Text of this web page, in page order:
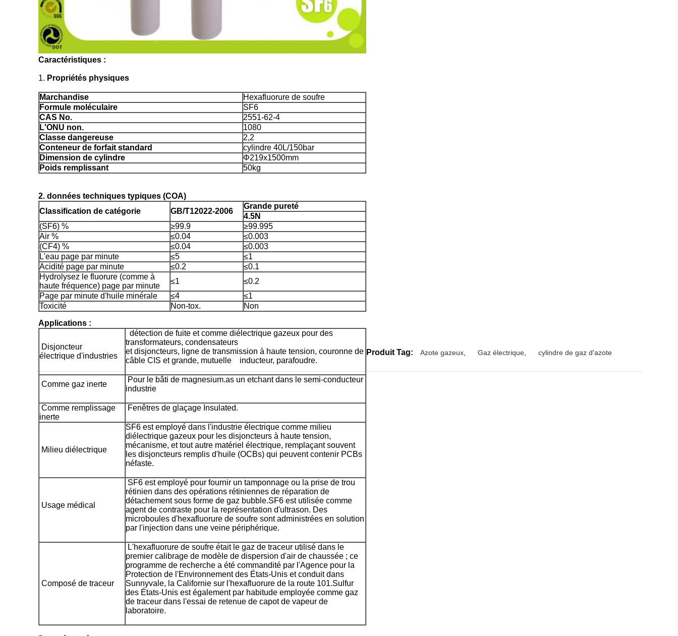
Caractéristiques :
1. Propriétés physiques
Marchandise
Hexafluorure de soufre
Formule moléculaire
SF6
CAS No.
2551-62-4
L'ONU non.
1080
Classe dangereuse
2,2
Conteneur de forfait standard
cylindre 40L/150bar
Dimension de cylindre
Φ219x1500mm
Poids remplissant
50kg
2. données techniques typiques (COA)
Classification de catégorie
GB/T12022-2006
Grande pureté
4.5N
(SF6) %
≥99.9
≥99.995
Air %
≤0.04
≤0.003
(CF4) %
≤0.04
≤0.003
L'eau page par minute
≤5
≤1
Acidité page par minute
≤0.2
≤0.1
Hydrolysez le fluorure (comme à
haute fréquence) page par minute
≤1
≤0.2
Page par minute d'huile minérale
≤4
≤1
Toxicité
Non-tox.
Non
Applications :
Disjoncteur
électrique d'industries
détection de fuite et comme diélectrique gazeux pour des
transformateurs, condensateurs
et disjoncteurs, ligne de transmission à haute tension, couronne de
câble CIS et grande, mutuelle inducteur, parafoudre.
Comme gaz inerte
Pour le bâti de magnesium.as un etchant dans le semi-conducteur
industrie
Comme remplissage
inerte
Fenêtres de glaçage Insulated.
Milieu diélectrique
SF6 est employé dans l'industrie électrique comme milieu
diélectrique gazeux pour les disjoncteurs à haute tension,
mécanisme, et tout autre matériel électrique, remplaçant souvent
les disjoncteurs remplis d'huile (OCBs) qui peuvent contenir PCBs
néfaste.
Usage médical
SF6 est employé pour fournir un tamponnage ou la prise de trou
rétinien dans des opérations rétiniennes de réparation de
détachement sous forme de gaz bubble.SF6 est utilisée comme
agent de contraste pour la représentation d'ultrason. Des
microboules d'hexafluorure de soufre sont administrées en solution
par l'injection dans une veine périphérique.
Composé de traceur
L'hexafluorure de soufre était le gaz de traceur utilisé dans le
premier calibrage de modèle de dispersion d'air de chaussée ; ce
programme de recherche a été commandité par l'Agence pour la
Protection de l'Environnement des États-Unis et conduit dans
Sunnyvale, la Californie sur l'hexafluorure de la route 101.Sulfur
des États-Unis est également par habitude employée comme gaz
de traceur dans l'essai de retenue de capot de vapeur de
laboratoire.
Produit Tag: Azote gazeux Gaz électrique cylindre de gaz d'azote